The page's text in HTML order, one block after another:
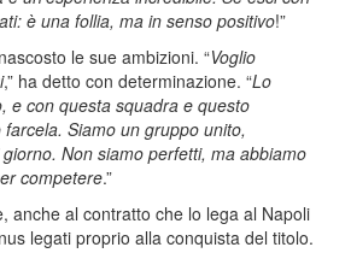
è una follia, ma in senso positivo!”
le sue ambizioni. “Voglio
,” ha detto con determinazione. “Lo
e con questa squadra e questo
Siamo un gruppo unito,
Non siamo perfetti, ma abbiamo
competere.”
anche al contratto che lo lega al Napoli
legati proprio alla conquista del titolo.